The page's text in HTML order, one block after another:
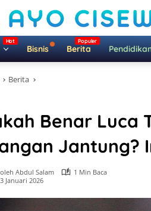
Bisnis Berita
Berita
Benar Luca
Jantung?
Abdul Salam
1 Min Baca
Januari 2026